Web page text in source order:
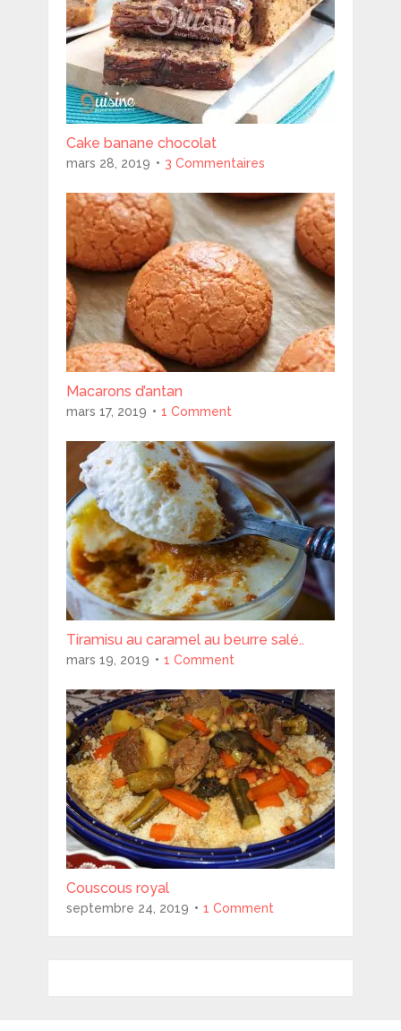
Cake banane chocolat
mars 28, 2019 3 Commentaires
Macarons d’antan
mars 17, 2019 1 Comment
Tiramisu au caramel au beurre salé..
mars 19, 2019 1 Comment
Couscous royal
septembre 24, 2019 1 Comment